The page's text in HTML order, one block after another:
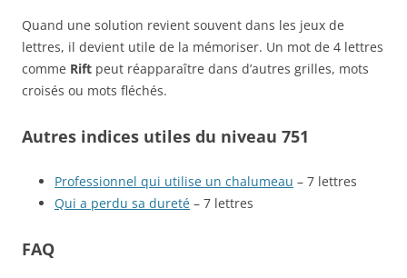
Quand une solution revient souvent dans les jeux de
lettres, il devient utile de la mémoriser. Un mot de 4 lettres
comme Rift peut réapparaître dans d’autres grilles, mots
croisés ou mots fléchés.
Autres indices utiles du niveau 751
Professionnel qui utilise un chalumeau – 7 lettres
Qui a perdu sa dureté – 7 lettres
FAQ